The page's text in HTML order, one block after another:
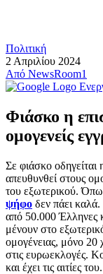
Πολιτική
2 Απριλίου 2024
Από NewsRoom1
Φιάσκο η
ομογενείς
Σε φιάσκο
απευθυνθεί στους
του εξωτερικού.
ψήφο δεν πάει
από 50.000 Έλληνες
μένουν στο
ομογένειας, μόνο 20
στις ευρωεκλογές.
και έχει τις αιτίες του.